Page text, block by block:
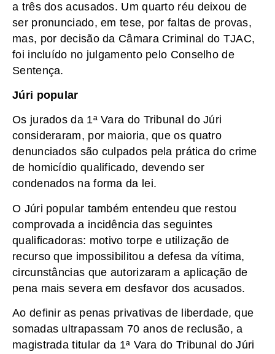
a três dos acusados. Um quarto réu deixou de
ser pronunciado, em tese, por faltas de provas,
mas, por decisão da Câmara Criminal do TJAC,
foi incluído no julgamento pelo Conselho de
Sentença.
Júri popular
Os jurados da 1ª Vara do Tribunal do Júri
consideraram, por maioria, que os quatro
denunciados são culpados pela prática do crime
de homicídio qualificado, devendo ser
condenados na forma da lei.
O Júri popular também entendeu que restou
comprovada a incidência das seguintes
qualificadoras: motivo torpe e utilização de
recurso que impossibilitou a defesa da vítima,
circunstâncias que autorizaram a aplicação de
pena mais severa em desfavor dos acusados.
Ao definir as penas privativas de liberdade, que
somadas ultrapassam 70 anos de reclusão, a
magistrada titular da 1ª Vara do Tribunal do Júri